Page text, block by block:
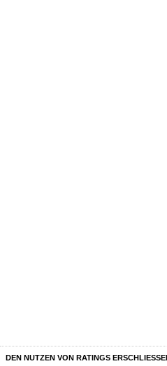
DEN NUTZEN VON RATINGS ERSCHLIESSEN